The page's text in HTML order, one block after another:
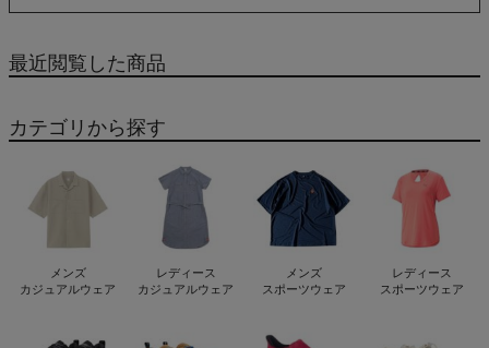
最近閲覧した商品
カテゴリから探す
メンズ
カジュアルウェア
レディース
カジュアルウェア
メンズ
スポーツウェア
レディース
スポーツウェア